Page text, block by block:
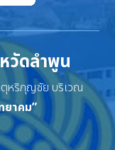
วัดลำพูน
ตุหริภุญชัย บริเวณ
ยาคม”